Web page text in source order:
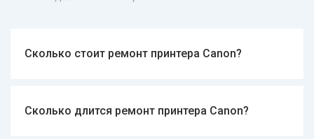
Сколько стоит ремонт принтера Canon?
Сколько длится ремонт принтера Canon?